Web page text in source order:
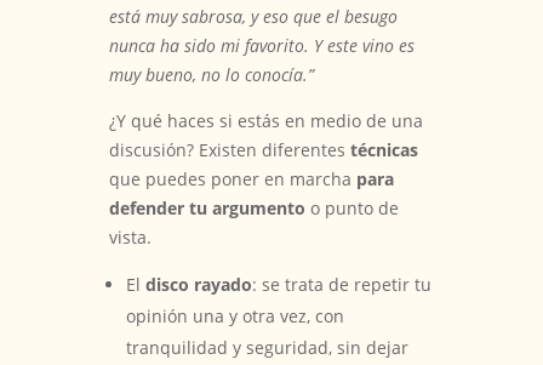
está muy sabrosa, y eso que el besugo
nunca ha sido mi favorito. Y este vino es
muy bueno, no lo conocía.”
¿Y qué haces si estás en medio de una
discusión? Existen diferentes técnicas
que puedes poner en marcha para
defender tu argumento o punto de
vista.
El disco rayado: se trata de repetir tu
opinión una y otra vez, con
tranquilidad y seguridad, sin dejar